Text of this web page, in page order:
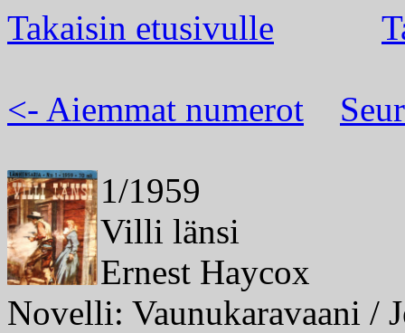
Takaisin etusivulle
<- Aiemmat numerot
1/1959
Villi länsi
Ernest Haycox
Novelli: Vaunukaravaani /